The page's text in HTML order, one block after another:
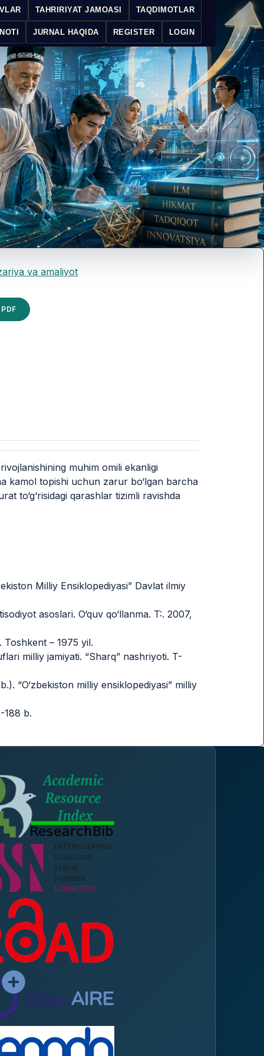
TAHRIRIYAT JAMOASI TAQDIMOTLAR
JURNAL HAQIDA REGISTER LOGIN
va amaliyot
PDF
muhim omili ekanligi
kamol topishi uchun zarur bo‘lgan barcha
to‘g‘risidagi qarashlar tizimli ravishda
Milliy Ensiklopediyasi” Davlat ilmiy
asoslari. O‘quv qo‘llanma. T:. 2007,
Toshkent – 1975 yil.
milliy jamiyati. “Sharq” nashriyoti. T-
“O‘zbekiston milliy ensiklopediyasi” milliy
188 b.